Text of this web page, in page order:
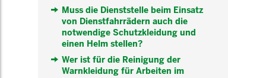
Muss die Dienststelle beim Einsatz
von Dienstfahrrädern auch die
notwendige Schutzkleidung und
einen Helm stellen?
Wer ist für die Reinigung der
Warnkleidung für Arbeiten im